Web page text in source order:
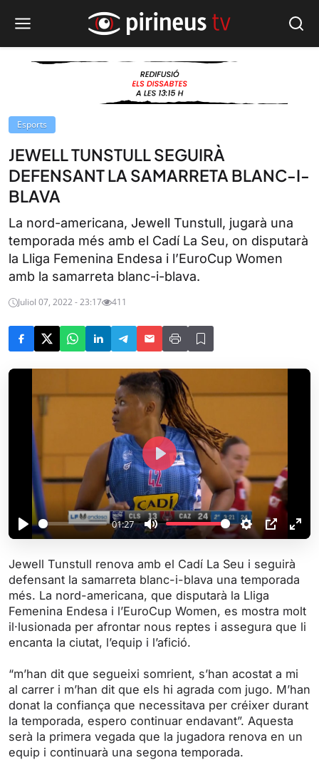
Esports
JEWELL TUNSTULL SEGUIRÀ
DEFENSANT LA SAMARRETA BLANC-I-
BLAVA
La nord-americana, Jewell Tunstull, jugarà una
temporada més amb el Cadí La Seu, on disputarà
la Lliga Femenina Endesa i l’EuroCup Women
amb la samarreta blanc-i-blava.
Juliol 07, 2022 - 23:17 411
P
a
y
01:27
M
u
t
e
S
e
t
i
n
P
P
E
t
r
f
l
s
r
P
l
a
y
Jewell Tunstull renova amb el Cadí La Seu i seguirà
defensant la samarreta blanc-i-blava una temporada
més. La nord-americana, que disputarà la Lliga
Femenina Endesa i l’EuroCup Women, es mostra molt
il·lusionada per afrontar nous reptes i assegura que li
encanta la ciutat, l’equip i l’afició.
“m’han dit que segueixi somrient, s’han acostat a mi
al carrer i m’han dit que els hi agrada com jugo. M’han
donat la confiança que necessitava per créixer durant
la temporada, espero continuar endavant”. Aquesta
serà la primera vegada que la jugadora renova en un
equip i continuarà una segona temporada.